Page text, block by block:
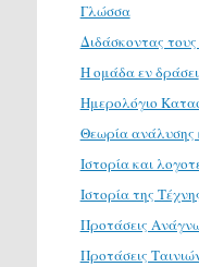
Γλώσσα
Διδάσκοντας
Η ομάδα εν δράσει
Ημερολόγιο
Θεωρία ανάλυσης
Ιστορία και
Ιστορία της
Προτάσεις
Προτάσεις